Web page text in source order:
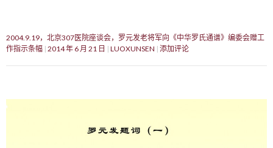
2004.9.19，北京307医院座谈会，罗元发老将军向《中华罗氏通谱》编委会赠工
作指示条幅 2014 年 6 月 21 日 LUOXUNSEN 添加评论